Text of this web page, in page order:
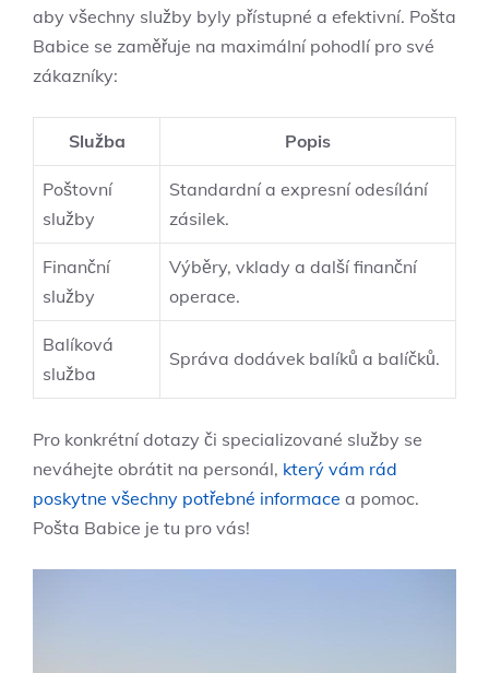
aby všechny služby byly přístupné a efektivní. Pošta
Babice se zaměřuje na maximální pohodlí pro své
zákazníky:
Služba Popis
Poštovní
služby
Standardní a expresní odesílání
zásilek.
Finanční
služby
Výběry, vklady a další finanční
operace.
Balíková
služba
Správa dodávek balíků a balíčků.
Pro konkrétní dotazy či specializované služby se
neváhejte obrátit na personál, který vám rád
poskytne všechny potřebné informace a pomoc.
Pošta Babice je tu pro vás!